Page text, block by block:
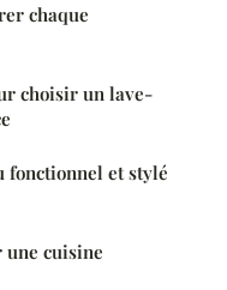
chaque
choisir un lave-
fonctionnel et stylé
une cuisine